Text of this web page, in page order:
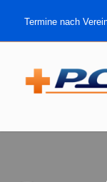
Termine nach